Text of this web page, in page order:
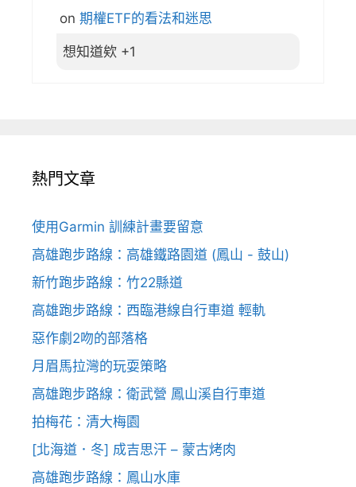
on 期權ETF的看法和迷思
想知道欸 +1
熱門文章
使用Garmin 訓練計畫要留意
高雄跑步路線：高雄鐵路園道 (鳳山 - 鼓山)
新竹跑步路線：竹22縣道
高雄跑步路線：西臨港線自行車道 輕軌
惡作劇2吻的部落格
月眉馬拉灣的玩耍策略
高雄跑步路線：衛武營 鳳山溪自行車道
拍梅花：清大梅園
[北海道．冬] 成吉思汗 – 蒙古烤肉
高雄跑步路線：鳳山水庫